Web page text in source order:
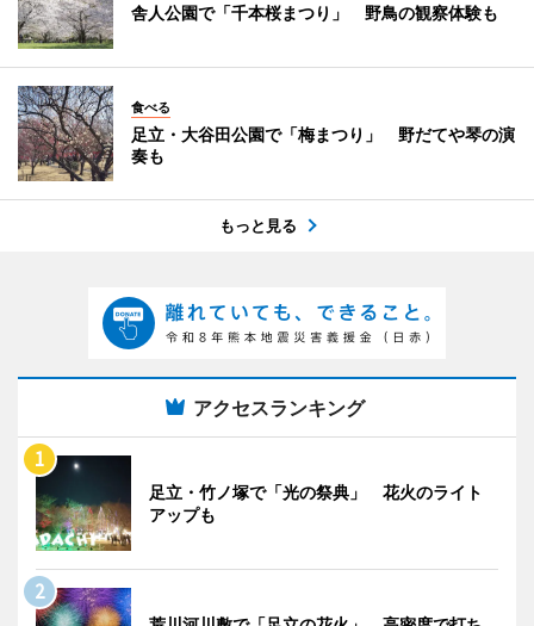
舎人公園で「千本桜まつり」 野鳥の観察体験も
食べる
足立・大谷田公園で「梅まつり」 野だてや琴の演
奏も
もっと見る
アクセスランキング
足立・竹ノ塚で「光の祭典」 花火のライト
アップも